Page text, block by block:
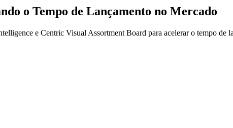
o Tempo de Lançamento no Mercado
e Centric Visual Assortment Board para acelerar o tempo de